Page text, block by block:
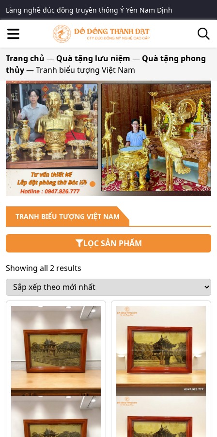
Làng nghề đúc đồng truyền thống Ý Yên Nam Định
Trang chủ — Quà tặng lưu niệm — Quà tặng phong
thủy—Tranh biểu tượng Việt Nam
TRANH BIỂU TƯỢNG VIỆT NAM
LỌC SẢN PHẨM
Showing all 2 results